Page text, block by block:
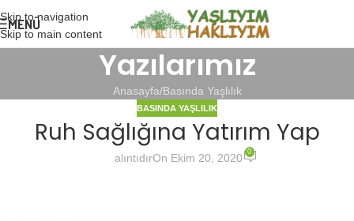
Skip to navigation
Skip to main content
MENÜ
Yazılarımız
Anasayfa Basında Yaşlılık
BASINDA YAŞLILIK
Ruh Sağlığına Yatırım Yap
alıntıdırOn Ekim 20, 2020 0